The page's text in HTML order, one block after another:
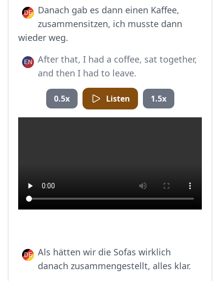
Danach gab es dann einen Kaffee,
zusammensitzen, ich musste dann
wieder weg.
After that, I had a coffee, sat together,
and then I had to leave.
0.5x Listen 1.5x
Als hätten wir die Sofas wirklich
danach zusammengestellt, alles klar.